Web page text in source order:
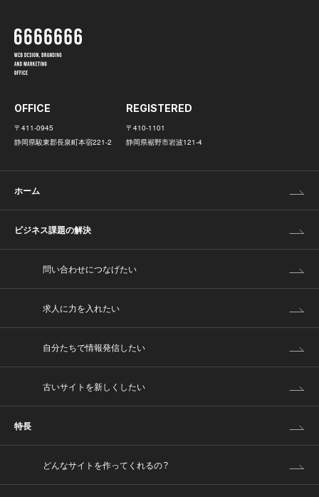
OFFICE
〒411-0945
静岡県駿東郡長泉町本宿221-2
REGISTERED
〒410-1101
静岡県裾野市岩波121-4
ホーム
ビジネス課題の解決
問い合わせにつなげたい
求人に力を入れたい
自分たちで情報発信したい
古いサイトを新しくしたい
特長
どんなサイトを作ってくれるの？